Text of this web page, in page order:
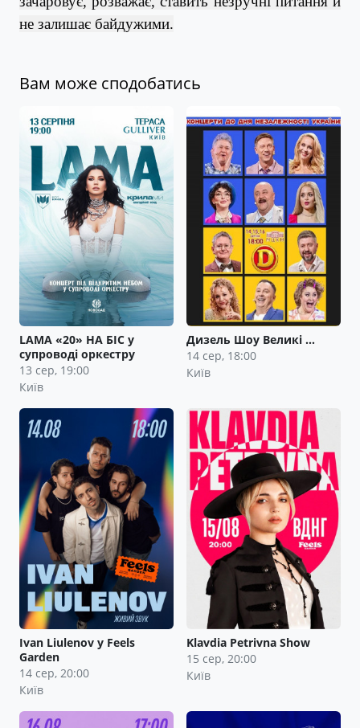
не залишає байдужими.
Вам може сподобатись
LAMA «20» НА БІС у
супроводі оркестру
13 сер, 19:00
Київ
Дизель Шоу Великі …
14 сер, 18:00
Київ
Ivan Liulenov у Feels
Garden
14 сер, 20:00
Київ
Klavdia Petrivna Show
15 сер, 20:00
Київ